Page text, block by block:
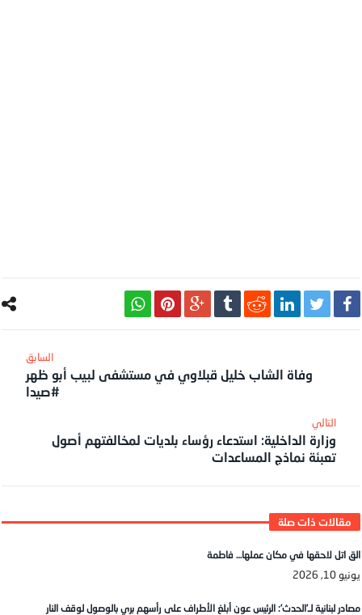
وفاة الشاب خليل قبلاوي في مستشفى لبيب أبو ظهر
#صيدا
‎التالي
وزارة الداخلية: استدعاء رؤساء بلديات لمخالفتهم أصول
تعبئة نماذج المساعدات
الق اتل لاحقها في مكان عملها… فاطمة
يونيو 10, 2026
مصادر لبنانية لـ’الحدث’: الرئيس عون أبلغ الأطراف على رأسهم بري بالوصول لوقف النار